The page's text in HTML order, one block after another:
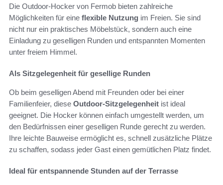
Die Outdoor-Hocker von Fermob bieten zahlreiche
Möglichkeiten für eine flexible Nutzung im Freien. Sie sind
nicht nur ein praktisches Möbelstück, sondern auch eine
Einladung zu geselligen Runden und entspannten Momenten
unter freiem Himmel.
Als Sitzgelegenheit für gesellige Runden
Ob beim geselligen Abend mit Freunden oder bei einer
Familienfeier, diese Outdoor-Sitzgelegenheit ist ideal
geeignet. Die Hocker können einfach umgestellt werden, um
den Bedürfnissen einer geselligen Runde gerecht zu werden.
Ihre leichte Bauweise ermöglicht es, schnell zusätzliche Plätze
zu schaffen, sodass jeder Gast einen gemütlichen Platz findet.
Ideal für entspannende Stunden auf der Terrasse